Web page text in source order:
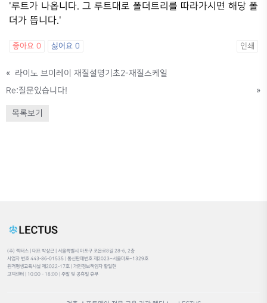
'루트가 나옵니다. 그 루트대로 폴더트리를 따라가시면 해당 폴
더가 뜹니다.'
좋아요 0 싫어요 0 인쇄
« 라이노 브이레이 재질설명기초2-재질스케일
Re:질문있습니다!
»
목록보기